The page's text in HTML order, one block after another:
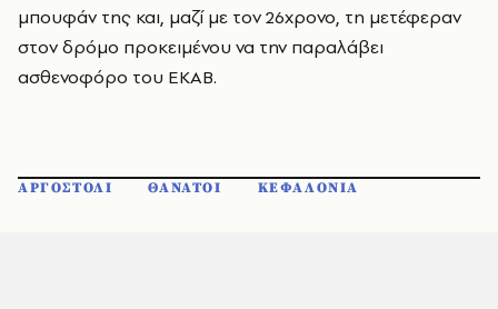
μπουφάν της και, μαζί με τον 26χρονο, τη μετέφεραν
στον δρόμο προκειμένου να την παραλάβει
ασθενοφόρο του ΕΚΑΒ.
ΑΡΓΟΣΤΟΛΙ ΘΑΝΑΤΟΙ ΚΕΦΑΛΟΝΙΑ